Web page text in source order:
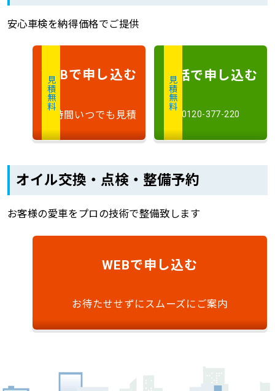
安心車検を納得価格でご提供
見積無料
WEBで申し込む
24時間いつでも見積
見積無料
電話で申し込む
0120-377-220
オイル交換・点検・整備予約
お客様の愛車をプロの技術で整備致します
WEBで申し込む
お待たせせずにスムーズにご案内